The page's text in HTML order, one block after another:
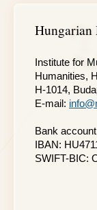
Hungarian
Institute for
Humanities,
H-1014,
E-mail:
Bank
IBAN:
SWIFT-BIC: